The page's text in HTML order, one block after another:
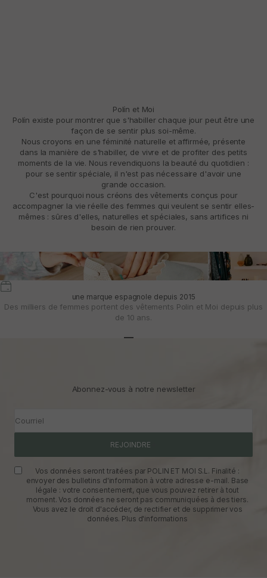
Polín et Moi
Polín existe pour montrer que s'habiller chaque jour peut être une
façon de se sentir plus soi-même.
Nous croyons en une féminité naturelle et affirmée, présente
dans la manière de s'habiller, de vivre et de profiter des petits
moments de la vie. Nous revendiquons la beauté du quotidien :
pour se sentir spéciale, il n'est pas nécessaire d'avoir une
grande occasion.
C'est pourquoi nous créons des vêtements conçus pour
accompagner la vie réelle des femmes qui veulent se sentir elles-
mêmes : sûres d'elles, naturelles et spéciales, sans artifices ni
besoin de rien prouver.
une marque espagnole depuis 2015
Des milliers de femmes portent des vêtements Polin et Moi depuis plus
de 10 ans.
Abonnez-vous à notre newsletter
Courriel
REJOINDRE
Vos données seront traitées par POLIN ET MOI S.L. Finalité :
envoyer des bulletins d'information à votre adresse e-mail. Base
légale : votre consentement, que vous pouvez retirer à tout
moment. Vos données ne seront pas communiquées à des tiers.
Vous avez le droit d'accéder, de rectifier et de supprimer vos
données. Plus d'informations